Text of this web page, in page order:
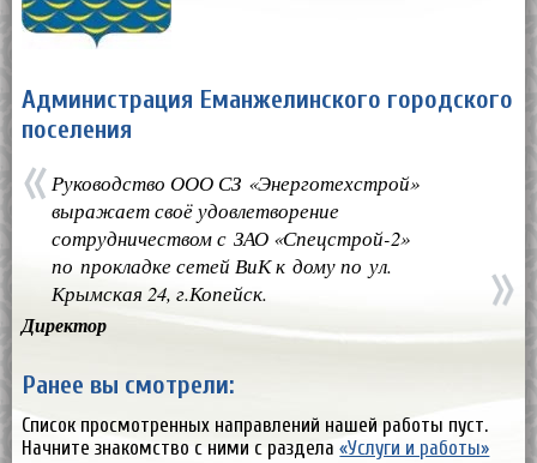
Администрация Еманжелинского городского
поселения
Руководство ООО СЗ «Энерготехстрой»
выражает своё удовлетворение
сотрудничеством с ЗАО «Спецстрой-2»
по прокладке сетей ВиК к дому по ул.
Крымская 24, г.Копейск.
Директор
Ранее вы смотрели:
Список просмотренных направлений нашей работы пуст.
Начните знакомство с ними с раздела«Услуги и работы»